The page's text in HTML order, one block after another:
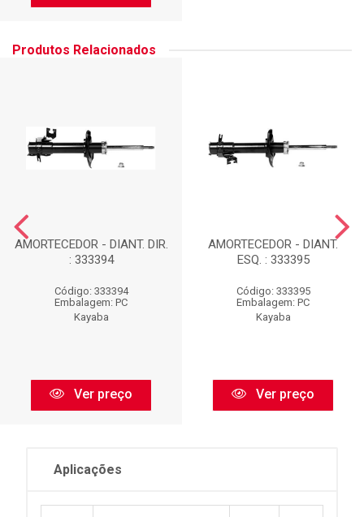
Produtos Relacionados
AMORTECEDOR - DIANT. DIR.
: 333394
Código: 333394
Embalagem: PC
Kayaba
Ver preço
AMORTECEDOR - DIANT.
ESQ. : 333395
Código: 333395
Embalagem: PC
Kayaba
Ver preço
Aplicações